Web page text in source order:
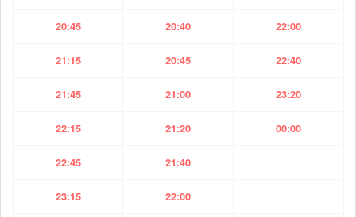
20:45 20:40 22:00
21:15 20:45 22:40
21:45 21:00 23:20
22:15 21:20 00:00
22:45 21:40
23:15 22:00